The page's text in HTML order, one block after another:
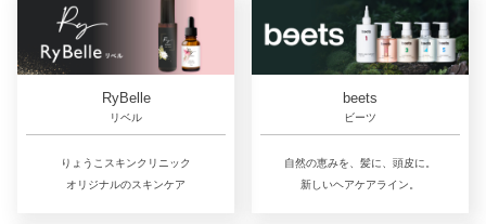
RyBelle
リベル
りょうこスキンクリニック
オリジナルのスキンケア
beets
ビーツ
自然の恵みを、髪に、頭皮に。
新しいヘアケアライン。